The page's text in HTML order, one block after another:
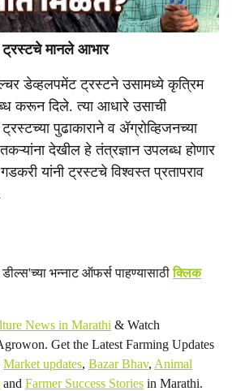
मानले आभार
डेव्हलपमेंट ट्रस्टने उसामध्ये कृत्रिम
करून दिले. त्या आधारे उसाची
पुढाकाराने व ॲग्रोव्हिजनच्या
देखील हे तंत्रज्ञान उपलब्ध होणार
यांनी ट्रस्टचे विश्वस्त प्रतापराव
भन्नाट ऑफर्स पाहण्यासाठीक्लिक
News in Marathi & Watch
Get the Latest Farming Updates
Market updates, Bazar Bhav, Animal
and Farmer Success Stories in Marathi.